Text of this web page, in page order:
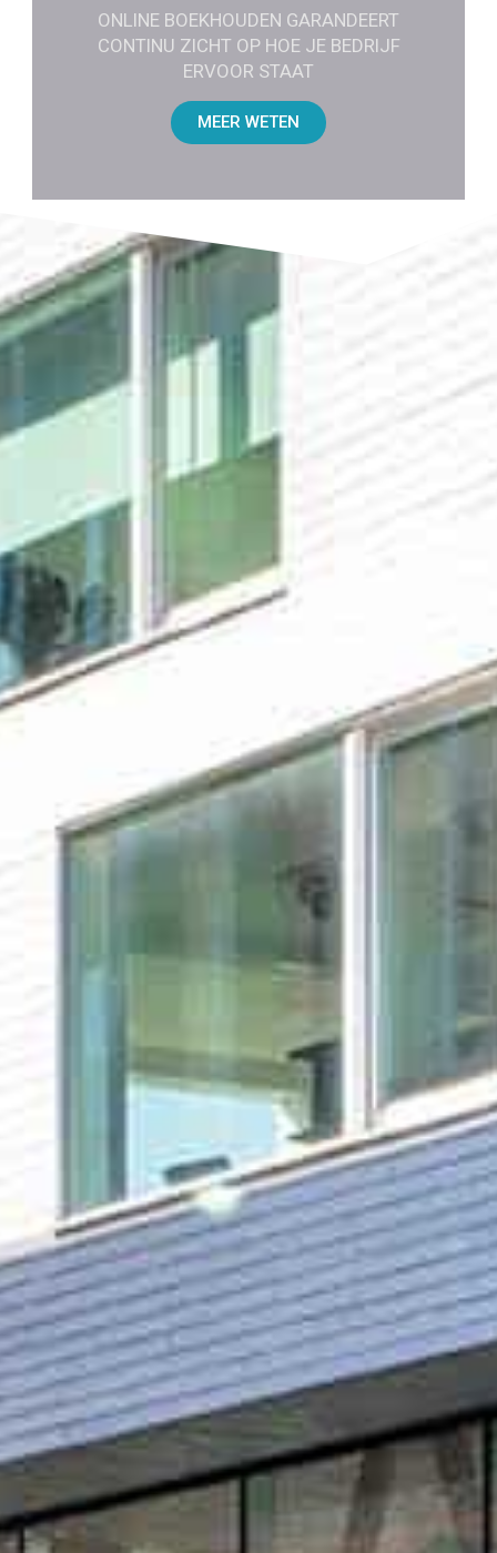
ONLINE BOEKHOUDEN GARANDEERT
CONTINU ZICHT OP HOE JE BEDRIJF
ERVOOR STAAT
MEER WETEN